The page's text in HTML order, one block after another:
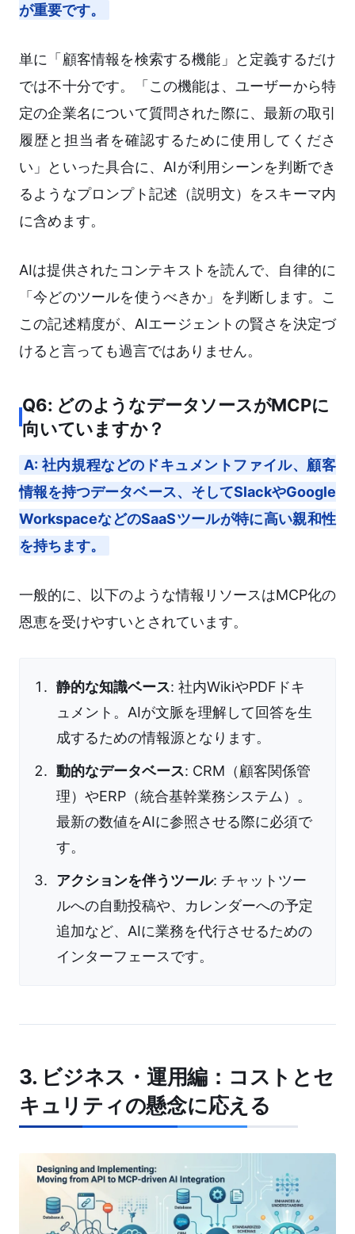
が重要です。
単に「顧客情報を検索する機能」と定義するだけ
では不十分です。「この機能は、ユーザーから特
定の企業名について質問された際に、最新の取引
履歴と担当者を確認するために使用してくださ
い」といった具合に、AIが利用シーンを判断でき
るようなプロンプト記述（説明文）をスキーマ内
に含めます。
AIは提供されたコンテキストを読んで、自律的に
「今どのツールを使うべきか」を判断します。こ
この記述精度が、AIエージェントの賢さを決定づ
けると言っても過言ではありません。
Q6: どのようなデータソースがMCPに
向いていますか？
A: 社内規程などのドキュメントファイル、顧客
情報を持つデータベース、そしてSlackやGoogle
WorkspaceなどのSaaSツールが特に高い親和性
を持ちます。
一般的に、以下のような情報リソースはMCP化の
恩恵を受けやすいとされています。
静的な知識ベース: 社内WikiやPDFドキ
ュメント。AIが文脈を理解して回答を生
成するための情報源となります。
動的なデータベース: CRM（顧客関係管
理）やERP（統合基幹業務システム）。
最新の数値をAIに参照させる際に必須で
す。
アクションを伴うツール: チャットツー
ルへの自動投稿や、カレンダーへの予定
追加など、AIに業務を代行させるための
インターフェースです。
3. ビジネス・運用編：コストとセ
キュリティの懸念に応える